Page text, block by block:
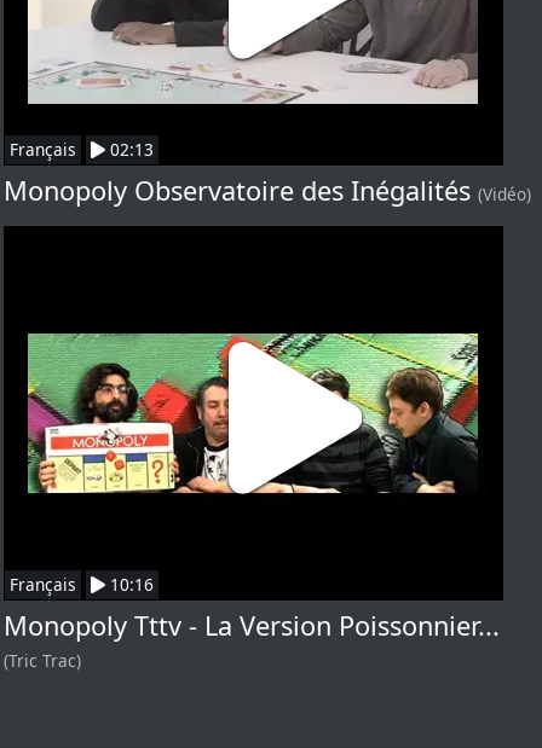
Français 02:13
Monopoly Observatoire des Inégalités (Vidéo)
Français 10:16
Monopoly Tttv - La Version Poissonnier...
(Tric Trac)